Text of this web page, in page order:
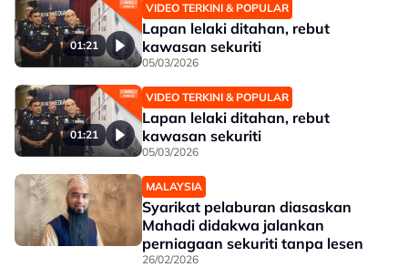
01:21
VIDEO TERKINI & POPULAR
Lapan lelaki ditahan, rebut
kawasan sekuriti
05/03/2026
01:21
VIDEO TERKINI & POPULAR
Lapan lelaki ditahan, rebut
kawasan sekuriti
05/03/2026
MALAYSIA
Syarikat pelaburan diasaskan
Mahadi didakwa jalankan
perniagaan sekuriti tanpa lesen
26/02/2026